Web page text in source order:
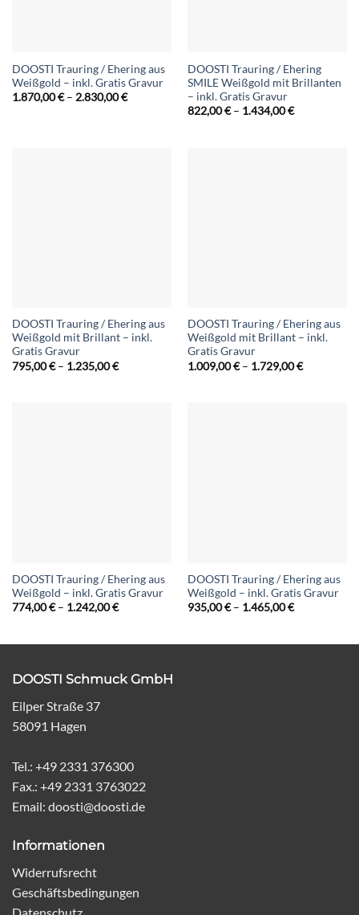
DOOSTI Trauring / Ehering aus
Weißgold – inkl. Gratis Gravur
1.870,00€ – 2.830,00€Preisspanne:
DOOSTI Trauring / Ehering
SMILE Weißgold mit Brillanten
– inkl. Gratis Gravur
822,00€ – 1.434,00€Preisspanne:
DOOSTI Trauring / Ehering aus
Weißgold mit Brillant – inkl.
Gratis Gravur
795,00€ – 1.235,00€Preisspanne:
DOOSTI Trauring / Ehering aus
Weißgold mit Brillant – inkl.
Gratis Gravur
1.009,00€ – 1.729,00€
DOOSTI Trauring / Ehering aus
Weißgold – inkl. Gratis Gravur
774,00€ – 1.242,00€Preisspanne:
DOOSTI Trauring / Ehering aus
Weißgold – inkl. Gratis Gravur
935,00€ – 1.465,00€Preisspanne:
DOOSTI Schmuck GmbH
Eilper Straße 37
58091 Hagen
Tel.: +49 2331 376300
Fax.: +49 2331 3763022
Email: doosti@doosti.de
Informationen
Widerrufsrecht
Geschäftsbedingungen